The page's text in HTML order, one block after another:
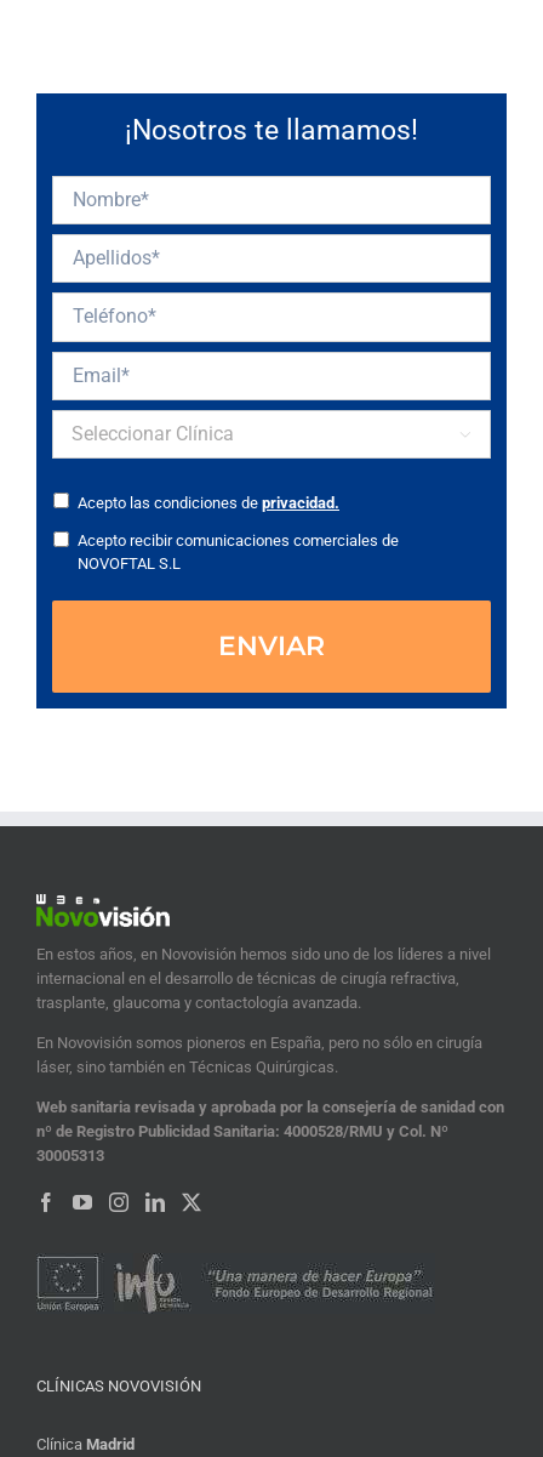
¡Nosotros te llamamos!

Acepto las condiciones de privacidad.
Acepto recibir comunicaciones comerciales de
NOVOFTAL S.L
En estos años, en Novovisión hemos sido uno de los líderes a nivel
internacional en el desarrollo de técnicas de cirugía refractiva,
trasplante, glaucoma y contactología avanzada.
En Novovisión somos pioneros en España, pero no sólo en cirugía
láser, sino también en Técnicas Quirúrgicas.
Web sanitaria revisada y aprobada por la consejería de sanidad con
nº de Registro Publicidad Sanitaria: 4000528/RMU y Col. Nº
30005313
CLÍNICAS NOVOVISIÓN
Clínica Madrid